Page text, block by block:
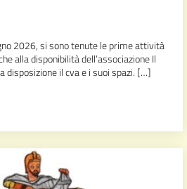
2026, si sono tenute le prime attività
alla disponibilità dell’associazione Il
disposizione il cva e i suoi spazi. […]